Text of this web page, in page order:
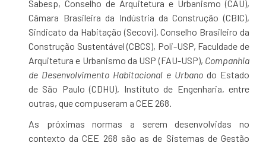
Sabesp, Conselho de Arquitetura e Urbanismo (CAU),
Câmara Brasileira da Indústria da Construção (CBIC),
Sindicato da Habitação (Secovi), Conselho Brasileiro da
Construção Sustentável (CBCS), Poli-USP, Faculdade de
Arquitetura e Urbanismo da USP (FAU-USP), Companhia
de Desenvolvimento Habitacional e Urbano do Estado
de São Paulo (CDHU), Instituto de Engenharia, entre
outras, que compuseram a CEE 268.
As próximas normas a serem desenvolvidas no
contexto da CEE 268 são as de Sistemas de Gestão